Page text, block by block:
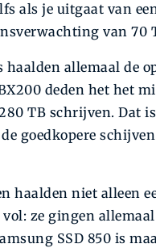
als je uitgaat van
van 70
haalden allemaal de
deden het het
TB schrijven. Dat
goedkopere
haalden niet alleen
ze gingen
SSD 850 is